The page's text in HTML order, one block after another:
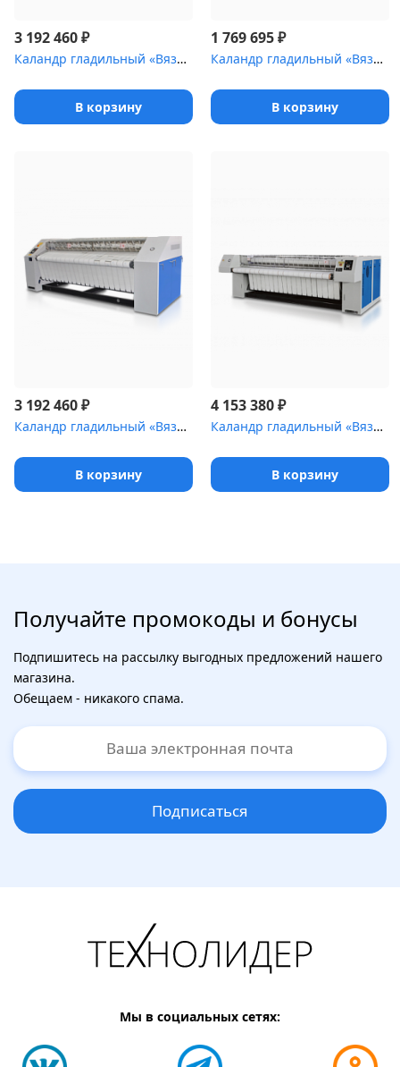
3 192 460₽
Каландр гладильный «Вязьма» ВЕГА электро [ВК-2800]
В корзину
1 769 695₽
Каландр гладильный «Вязьма» ВЕГА электро [ВК-2450 (ВК-2450.2231...
В корзину
3 192 460₽
Каландр гладильный «Вязьма» ВЕГА пар [ВК-2800П]
В корзину
4 153 380₽
Каландр гладильный «Вязьма» ВЕГА пар [ВК2-3000П]
В корзину
Получайте промокоды и бонусы
Подпишитесь на рассылку выгодных предложений нашего
магазина.
Обещаем - никакого спама.
Подписаться
Мы в социальных сетях: